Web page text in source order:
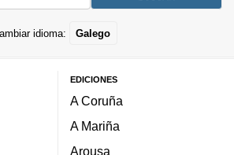
idioma: Galego
EDICIONES
A Coruña
A Mariña
Arousa